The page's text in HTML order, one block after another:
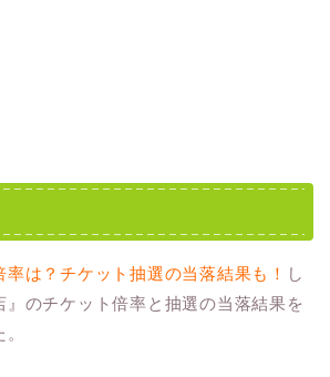
率は？チケット抽選の当落結果も！ し
』のチケット倍率と抽選の当落結果を